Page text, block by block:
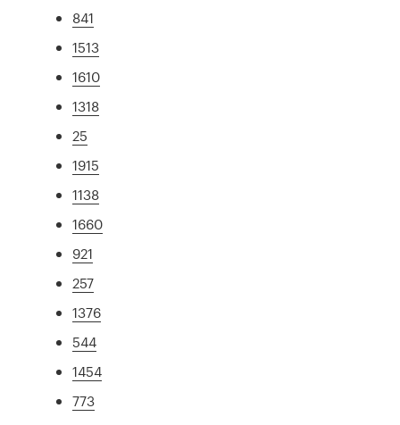
841
1513
1610
1318
25
1915
1138
1660
921
257
1376
544
1454
773